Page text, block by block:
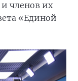
членов их
«Единой